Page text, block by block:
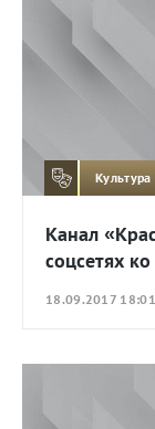
Культура
Канал
соцсетях
18.09.2017 18:01